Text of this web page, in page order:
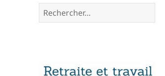
Rechercher :